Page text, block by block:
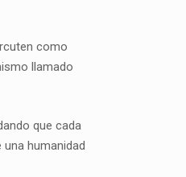
como
llamado
que cada
humanidad